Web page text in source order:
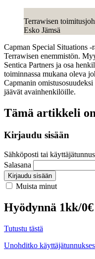
Terrawisen
Esko Jämsä
Capman Special Situations -
Terrawisen enemmistön.
Sentica Partners ja osa
toiminnassa mukana oleva
Capmanin
jäävät avainhenkilöille.
Tämä artikkeli
Kirjaudu sisään
Sähköposti tai käyttäjätunnus
Salasana
Kirjaudu sisään
Muista minut
Hyödynnä 1kk/
Tutustu tästä
Unohditko